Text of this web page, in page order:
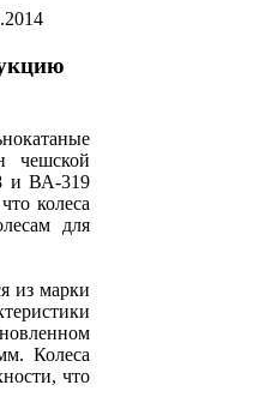
чешской
и ВА-319
колеса
для
из марки
Колеса
что